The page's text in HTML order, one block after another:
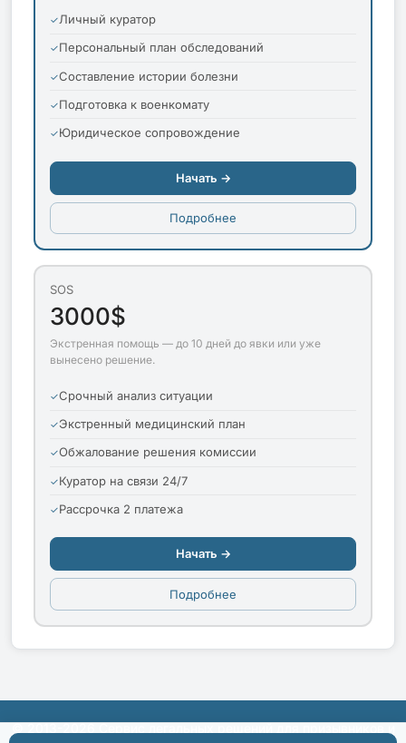
Личный куратор
Персональный план обследований
Составление истории болезни
Подготовка к военкомату
Юридическое сопровождение
Начать →
Подробнее
SOS
3000$
Экстренная помощь — до 10 дней до явки или уже
вынесено решение.
Срочный анализ ситуации
Экстренный медицинский план
Обжалование решения комиссии
Куратор на связи 24/7
Рассрочка 2 платежа
Начать →
Подробнее
© 2013-2026 Сервис легальных решений для призывников и